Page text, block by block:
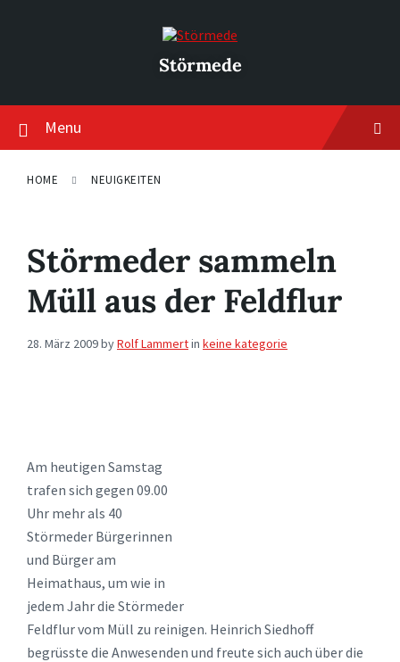
Störmede
Menu
HOME NEUIGKEITEN
Störmeder sammeln
Müll aus der Feldflur
28. März 2009byRolf Lammertin keine kategorie
Am heutigen Samstag
trafen sich gegen 09.00
Uhr mehr als 40
Störmeder Bürgerinnen
und Bürger am
Heimathaus, um wie in
jedem Jahr die Störmeder
Feldflur vom Müll zu reinigen. Heinrich Siedhoff
begrüsste die Anwesenden und freute sich auch über die